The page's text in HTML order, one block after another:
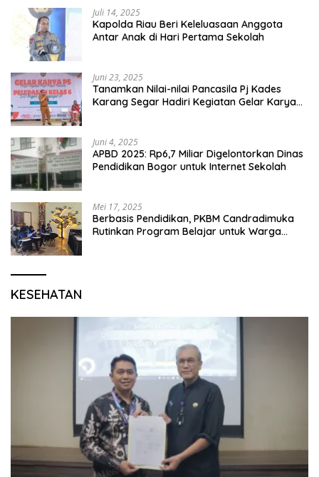
Juli 14, 2025
Kapolda Riau Beri Keleluasaan Anggota
Antar Anak di Hari Pertama Sekolah
Juni 23, 2025
Tanamkan Nilai-nilai Pancasila Pj Kades
Karang Segar Hadiri Kegiatan Gelar Karya
Juni 4, 2025
APBD 2025: Rp6,7 Miliar Digelontorkan Dinas
Pendidikan Bogor untuk Internet Sekolah
Mei 17, 2025
Berbasis Pendidikan, PKBM Candradimuka
Rutinkan Program Belajar untuk Warga
KESEHATAN